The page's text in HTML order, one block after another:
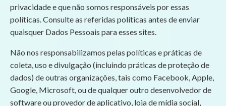
privacidade e que não somos responsáveis por essas
políticas. Consulte as referidas políticas antes de enviar
quaisquer Dados Pessoais para esses sites.
Não nos responsabilizamos pelas políticas e práticas de
coleta, uso e divulgação (incluindo práticas de proteção de
dados) de outras organizações, tais como Facebook, Apple,
Google, Microsoft, ou de qualquer outro desenvolvedor de
software ou provedor de aplicativo, loja de mídia social,